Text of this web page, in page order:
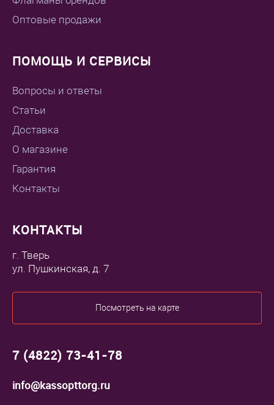
Оптовые продажи
ПОМОЩЬ И СЕРВИСЫ
Вопросы и ответы
Статьи
Доставка
О магазине
Гарантия
Контакты
КОНТАКТЫ
г. Тверь
ул. Пушкинская, д. 7
Посмотреть на карте
7 (4822) 73-41-78
info@kassopttorg.ru